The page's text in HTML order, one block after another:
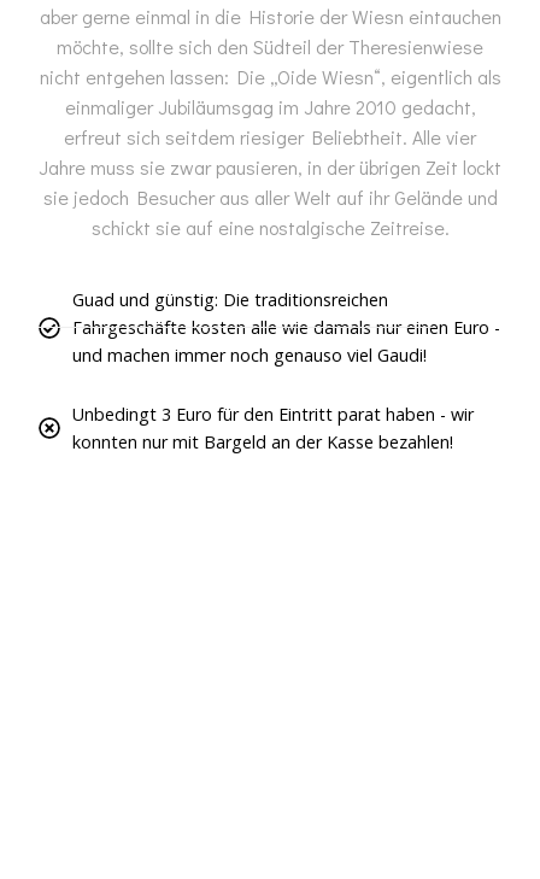
aber gerne einmal in die Historie der Wiesn eintauchen
möchte, sollte sich den Südteil der Theresienwiese
nicht entgehen lassen: Die „Oide Wiesn“, eigentlich als
einmaliger Jubiläumsgag im Jahre 2010 gedacht,
erfreut sich seitdem riesiger Beliebtheit. Alle vier
Jahre muss sie zwar pausieren, in der übrigen Zeit lockt
sie jedoch Besucher aus aller Welt auf ihr Gelände und
schickt sie auf eine nostalgische Zeitreise.
Guad und günstig: Die traditionsreichen
Fahrgeschäfte kosten alle wie damals nur einen Euro -
und machen immer noch genauso viel Gaudi!
Unbedingt 3 Euro für den Eintritt parat haben - wir
konnten nur mit Bargeld an der Kasse bezahlen!